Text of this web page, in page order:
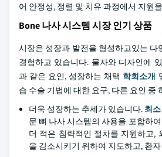
어 안정성, 정렬 및 치유 과정에서 지원
Bone 나사 시스템 시장 인기 상품
시장은 성장과 발전을 형성하고있는 다
경험하고 있습니다. 물자와 디자인에
과 같은 요인, 성장하는 채택 학회소개
습 수술 기법에 대한 요구, 다른 요인 중
더욱 성장하는 추세가 있습니다. 최
문 뼈 나사 시스템의 사용을 포함하
더 적은 침략적인 절차를 지원하고,
을 감소시키기 위하여 지도하고, 환